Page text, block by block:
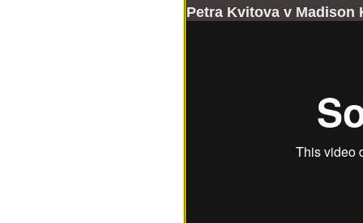
Petra Kvitova v Madison